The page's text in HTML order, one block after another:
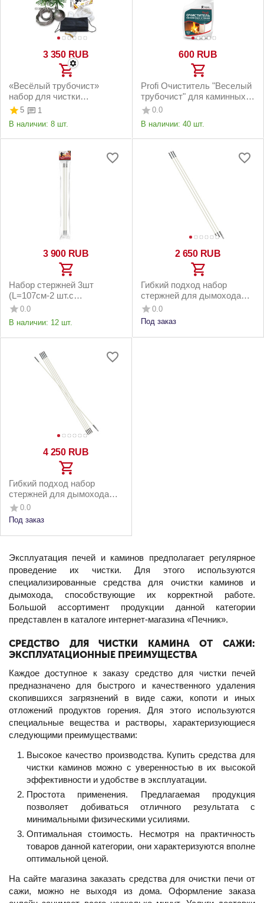
Эксплуатация печей и каминов предполагает регулярное
проведение их чистки. Для этого используются
специализированные средства для очистки каминов и
дымохода, способствующие их корректной работе.
Большой ассортимент продукции данной категории
представлен в каталоге интернет-магазина «Печник».
СРЕДСТВО ДЛЯ ЧИСТКИ КАМИНА ОТ САЖИ:
ЭКСПЛУАТАЦИОННЫЕ ПРЕИМУЩЕСТВА
Каждое доступное к заказу средство для чистки печей
предназначено для быстрого и качественного удаления
скопившихся загрязнений в виде сажи, копоти и иных
отложений продуктов горения. Для этого используются
специальные вещества и растворы, характеризующиеся
следующими преимуществами:
Высокое качество производства. Купить средства для
чистки каминов можно с уверенностью в их высокой
эффективности и удобстве в эксплуатации.
Простота применения. Предлагаемая продукция
позволяет добиваться отличного результата с
минимальными физическими усилиями.
Оптимальная стоимость. Несмотря на практичность
товаров данной категории, они характеризуются вполне
оптимальной ценой.
На сайте магазина заказать средства для очистки печи от
сажи, можно не выходя из дома. Оформление заказа
3 350 RUB
«Весёлый трубочист»
набор для чистки
дымоходов
5
1
В наличии: 8 шт.
‍600‍ RUB
Profi Очиститель "Веселый
трубочист" для каминных
стекол от сажи, ржавчины и
0.0
В наличии: 40 шт.
3 900 RUB
Набор стержней 3шт
(L=107cм-2 шт.с
резьбой+L=110см-1шт.с
"Гибкий по...
0.0
В наличии: 12 шт.
2 650 RUB
Гибкий подход набор
стержней для дымохода
L107 см 3 шт.
0.0
Под заказ
4 250 RUB
Гибкий подход набор
стержней для дымохода
L107 см 5 шт.
0.0
Под заказ